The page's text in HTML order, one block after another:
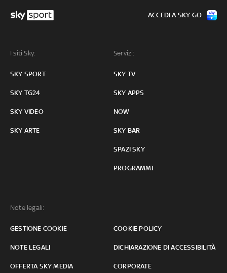
I siti Sky:
SKY SPORT
SKY TG24
SKY VIDEO
SKY ARTE
Servizi:
SKY TV
SKY APPS
NOW
SKY BAR
SPAZI SKY
PROGRAMMI
Note legali:
GESTIONE COOKIE COOKIE POLICY
NOTE LEGALI DICHIARAZIONE DI ACCESSIBILITÀ
OFFERTA SKY MEDIA CORPORATE
ACCEDI A SKY GO